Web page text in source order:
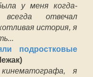
у меня когда-
отвечал
история, я
подростковые
я